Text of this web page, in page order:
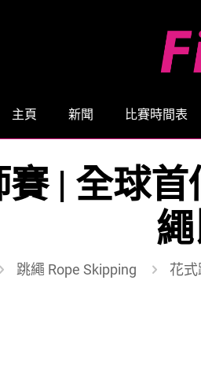
主頁 新聞 比賽時間表
| 全球
跳繩 Rope Skipping 花式